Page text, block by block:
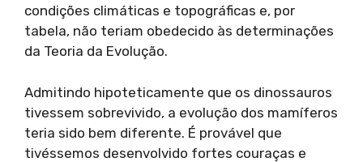
condições climáticas e topográficas e, por
tabela, não teriam obedecido às determinações
da Teoria da Evolução.
Admitindo hipoteticamente que os dinossauros
tivessem sobrevivido, a evolução dos mamíferos
teria sido bem diferente. É provável que
tivéssemos desenvolvido fortes couraças e